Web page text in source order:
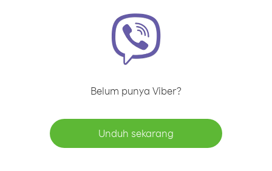
Belum punya Viber?
Unduh sekarang